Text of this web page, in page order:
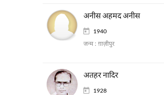
अनीस अहमद अनीस
1940
जन्म : ग़ाज़ीपुर
अतहर नादिर
1928